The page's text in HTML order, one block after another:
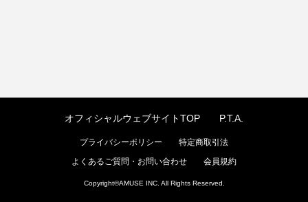
オフィシャルウェブサイトTOP P.T.A.
プライバシーポリシー
特定商取引法
よくあるご質問・お問い合わせ
会員規約
Copyright©AMUSE INC. All Rights Reserved.